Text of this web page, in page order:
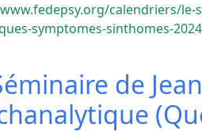
calendriers/le-
symptomes-sinthomes-
de